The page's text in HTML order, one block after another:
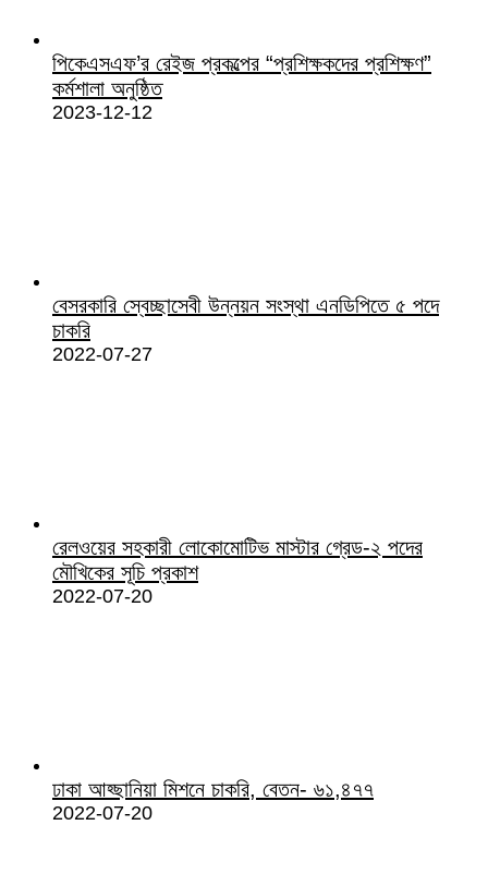
পিকেএসএফ’র রেইজ প্রকল্পের “প্রশিক্ষকদের প্রশিক্ষণ”
কর্মশালা অনুষ্ঠিত
2023-12-12
বেসরকারি স্বেচ্ছাসেবী উন্নয়ন সংস্থা এনডিপিতে ৫ পদে
চাকরি
2022-07-27
রেলওয়ের সহকারী লোকোমোটিভ মাস্টার গ্রেড-২ পদের
মৌখিকের সূচি প্রকাশ
2022-07-20
ঢাকা আহ্ছানিয়া মিশনে চাকরি, বেতন- ৬১,৪৭৭
2022-07-20